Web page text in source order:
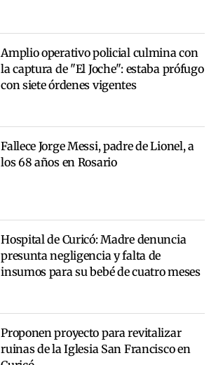
Amplio operativo policial culmina con
la captura de "El Joche": estaba prófugo
con siete órdenes vigentes
Fallece Jorge Messi, padre de Lionel, a
los 68 años en Rosario
Hospital de Curicó: Madre denuncia
presunta negligencia y falta de
insumos para su bebé de cuatro meses
Proponen proyecto para revitalizar
ruinas de la Iglesia San Francisco en